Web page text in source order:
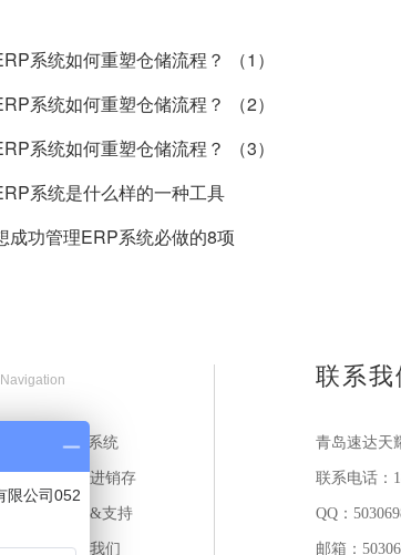
系统如何重塑仓储流程？ （1）
系统如何重塑仓储流程？ （2）
系统如何重塑仓储流程？ （3）
系统是什么样的一种工具
成功管理ERP系统必做的8项
ERP系统
财务进销存
服务&支持
关于我们
联系我
青岛速达天
联系电话：
QQ：
邮箱：
限公司052